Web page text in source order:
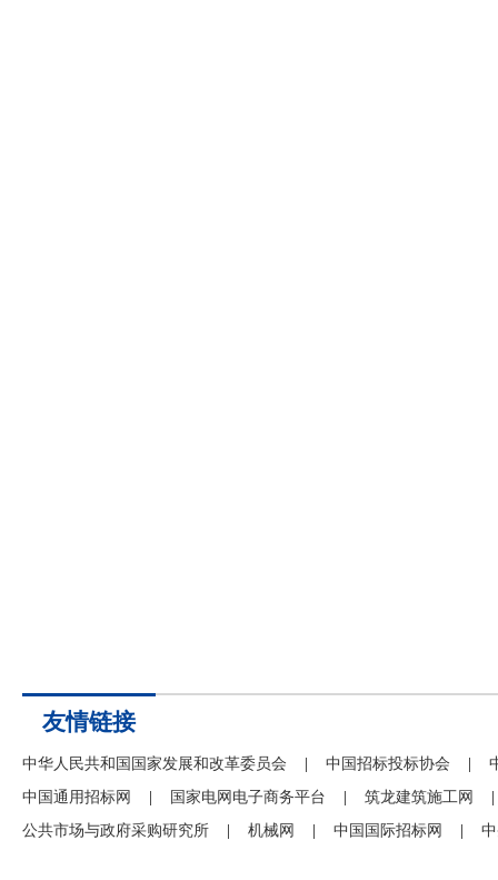
友情链接
中华人民共和国国家发展和改革委员会 中国招标投标协会
中国通用招标网
国家电网电子商务平台 筑龙建筑施工网
公共市场与政府采购研究所
机械网 中国国际招标网